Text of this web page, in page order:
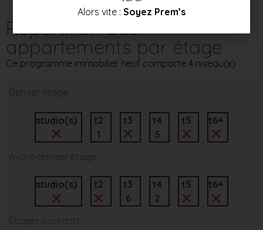
Répartition des
appartements par étage
Ce programme immobilier neuf comporte 4 niveau(x)
Dernier étage
studio(s)
t2
1
t3
t4
5
t5 t6+
Avant-dernier étage
studio(s) t2
t3
6
t4
2
t5 t6+
Étages courants
Alors vite : Soyez Prem’s